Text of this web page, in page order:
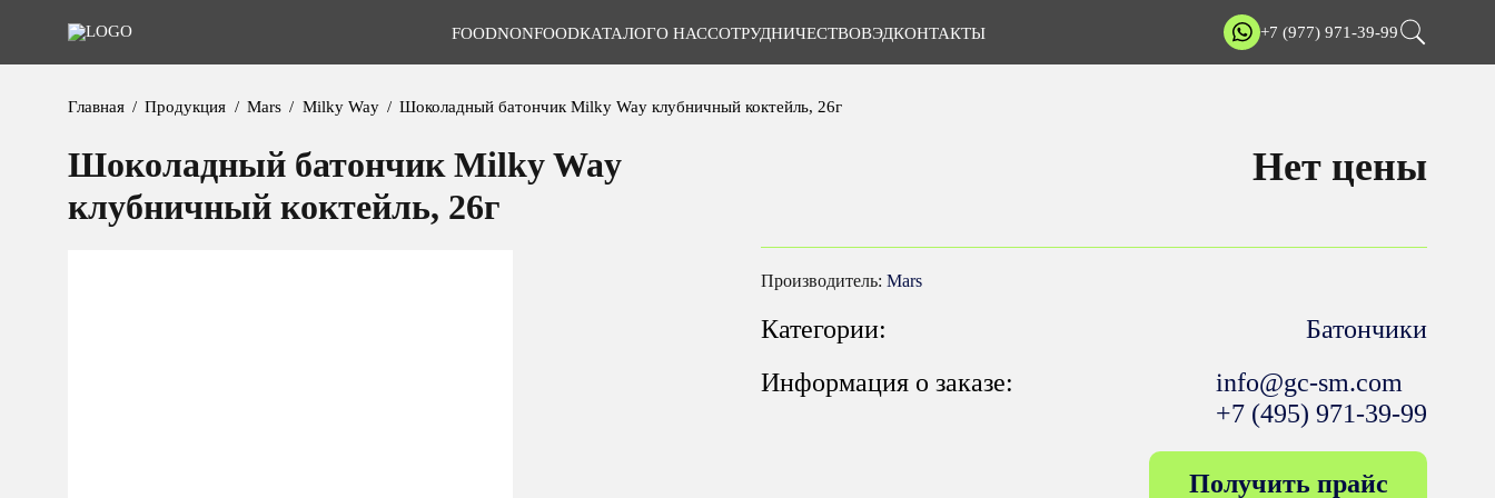
FOODNONFOODКАТАЛОГО НАССОТРУДНИЧЕСТВОВЭДКОНТАКТЫ +7 (977) 971-39-99
Главная Продукция Mars Milky Way Шоколадный батончик Milky Way клубничный коктейль, 26г
Шоколадный батончик Milky Way
клубничный коктейль, 26г
Нет цены
Производитель:Mars
Категории:
Батончики
Информация о заказе:
info@gc-sm.com
+7 (495) 971-39-99
Получить прайс